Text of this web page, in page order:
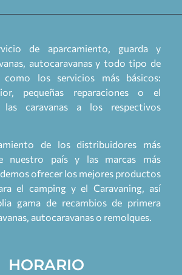
de aparcamiento, guarda y
autocaravanas y todo tipo de
como los servicios más básicos:
pequeñas reparaciones o el
caravanas a los respectivos
de los distribuidores más
nuestro país y las marcas más
ofrecer los mejores productos
el camping y el Caravaning, así
gama de recambios de primera
autocaravanas o remolques.
HORARIO